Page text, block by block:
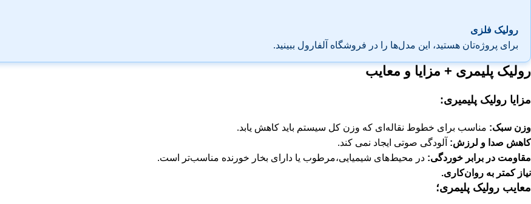
رولیک فلزی
برای پروژه‌تان هستید، این مدل‌ها را در فروشگاه آلفارول ببینید.
رولیک پلیمری + مزایا و معایب
مزایا رولیک پلیمیری:
وزن سبک: مناسب برای خطوط نقاله‌ای که وزن کل سیستم باید کاهش یابد.
کاهش صدا و لرزش: آلودگی صوتی ایجاد نمی کند.
مقاومت در برابر خوردگی: در محیط‌های شیمیایی،مرطوب یا دارای بخار خورنده مناسب‌تر است.
نیاز کمتر به روان‌کاری.
معایب رولیک پلیمری؛